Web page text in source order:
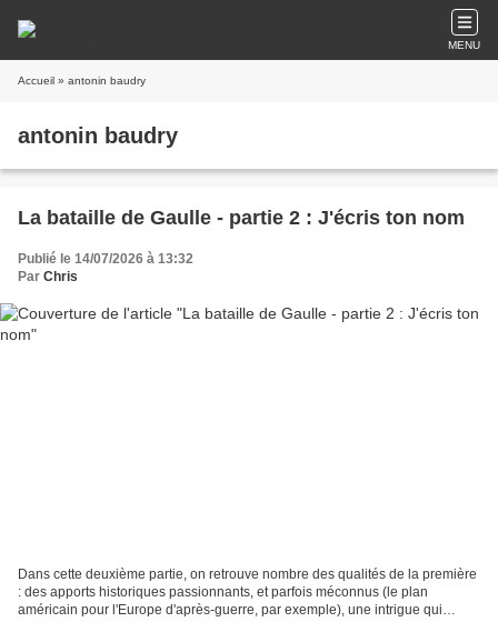
MENU
Accueil » antonin baudry
antonin baudry
La bataille de Gaulle - partie 2 : J'écris ton nom
Publié le 14/07/2026 à 13:32
Par Chris
Dans cette deuxième partie, on retrouve nombre des qualités de la première
: des apports historiques passionnants, et parfois méconnus (le plan
américain pour l'Europe d'après-guerre, par exemple), une intrigue qui